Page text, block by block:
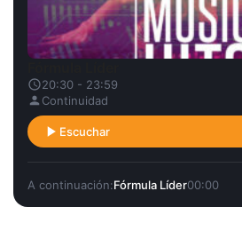
20:30 - 23:59
Continuidad
Escuchar
A continuación:Fórmula Líder00:00